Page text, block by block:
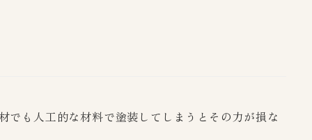
も人工的な材料で塗装してしまうとその力が損な